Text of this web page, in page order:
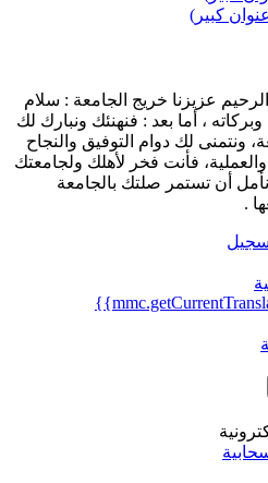
كبير)
عزيزنا خريج الجامعة : سلام
، أما بعد : فنهنئك ونبارك لك
ونتمنى لك دوام التوفيق والنجاح
فأنت فخر لأهلك ولجامعتك
أن تستمر صلتك بالجامعة
.